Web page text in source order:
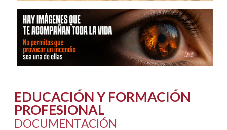
EDUCACIÓN Y FORMACIÓN
PROFESIONAL
DOCUMENTACIÓN